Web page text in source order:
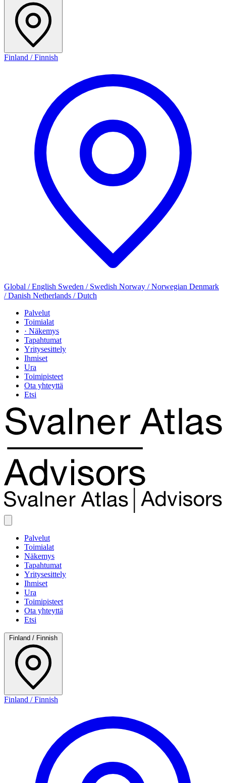
Finland / Finnish
Global / English Sweden / Swedish Norway / Norwegian Denmark
/ Danish Netherlands / Dutch
Palvelut
Toimialat
· Näkemys
Tapahtumat
Yritysesittely
Ihmiset
Ura
Toimipisteet
Ota yhteyttä
Etsi
Palvelut
Toimialat
Näkemys
Tapahtumat
Yritysesittely
Ihmiset
Ura
Toimipisteet
Ota yhteyttä
Etsi
Finland / Finnish
Finland / Finnish